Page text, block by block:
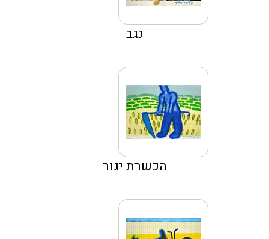
נגב
הכשרת יגור